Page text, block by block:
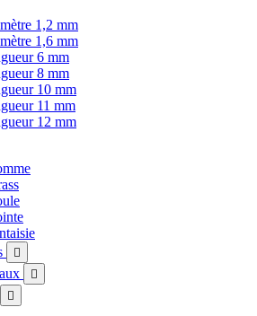
1,2 mm
1,6 mm
6 mm
8 mm
10 mm
11 mm
12 mm


